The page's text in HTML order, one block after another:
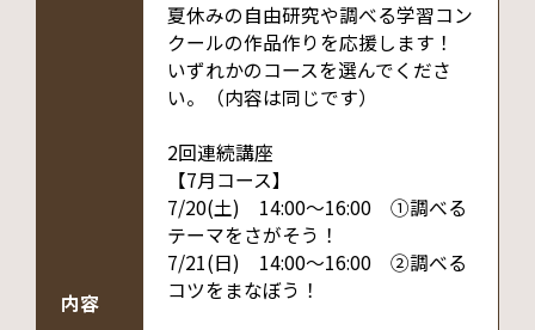
内容
夏休みの自由研究や調べる学習コン
クールの作品作りを応援します！
いずれかのコースを選んでくださ
い。（内容は同じです）
2回連続講座
【7月コース】
7/20(土) 14:00～16:00 ①調べる
テーマをさがそう！
7/21(日) 14:00～16:00 ②調べる
コツをまなぼう！